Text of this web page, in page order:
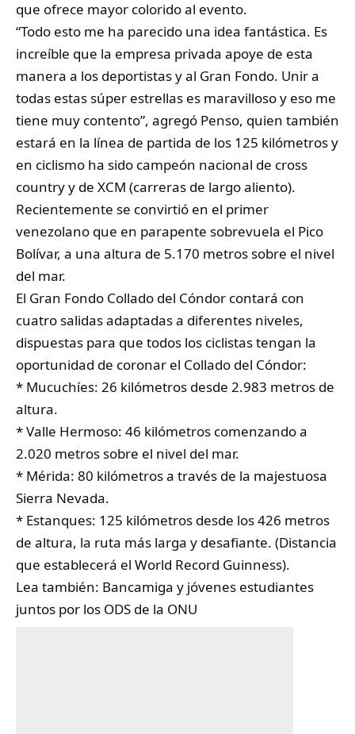
que ofrece mayor colorido al evento.
“Todo esto me ha parecido una idea fantástica. Es
increíble que la empresa privada apoye de esta
manera a los deportistas y al Gran Fondo. Unir a
todas estas súper estrellas es maravilloso y eso me
tiene muy contento”, agregó Penso, quien también
estará en la línea de partida de los 125 kilómetros y
en ciclismo ha sido campeón nacional de cross
country y de XCM (carreras de largo aliento).
Recientemente se convirtió en el primer
venezolano que en parapente sobrevuela el Pico
Bolívar, a una altura de 5.170 metros sobre el nivel
del mar.
El Gran Fondo Collado del Cóndor contará con
cuatro salidas adaptadas a diferentes niveles,
dispuestas para que todos los ciclistas tengan la
oportunidad de coronar el Collado del Cóndor:
* Mucuchíes: 26 kilómetros desde 2.983 metros de
altura.
* Valle Hermoso: 46 kilómetros comenzando a
2.020 metros sobre el nivel del mar.
* Mérida: 80 kilómetros a través de la majestuosa
Sierra Nevada.
* Estanques: 125 kilómetros desde los 426 metros
de altura, la ruta más larga y desafiante. (Distancia
que establecerá el World Record Guinness).
Lea también: Bancamiga y jóvenes estudiantes
juntos por los ODS de la ONU